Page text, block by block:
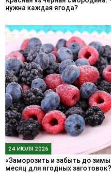
нужна каждая ягода?
24 ИЮЛЯ 2026
«Заморозить и забыть до
месяц для ягодных заготовок?